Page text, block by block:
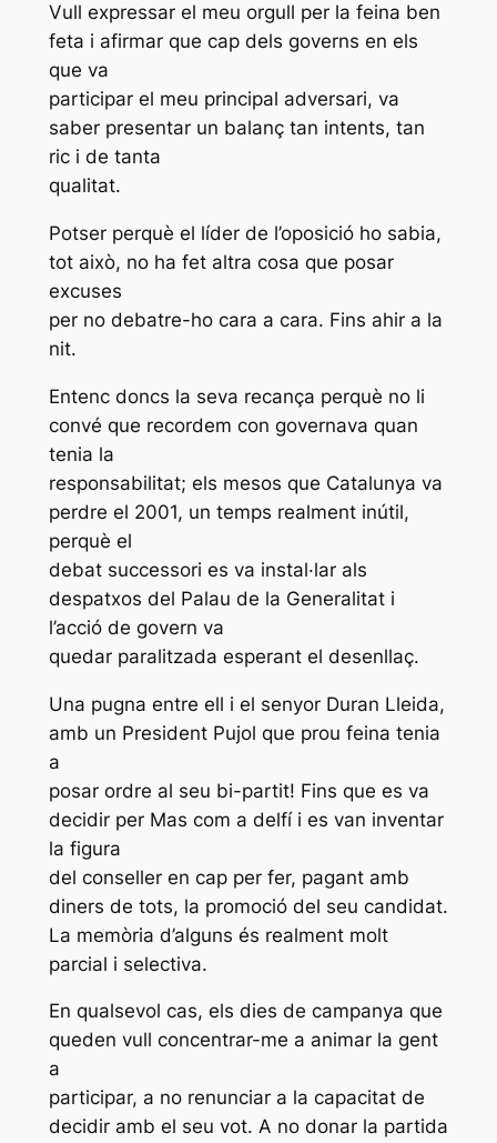
Vull expressar el meu orgull per la feina ben
feta i afirmar que cap dels governs en els
que va
participar el meu principal adversari, va
saber presentar un balanç tan intents, tan
ric i de tanta
qualitat.
Potser perquè el líder de l’oposició ho sabia,
tot això, no ha fet altra cosa que posar
excuses
per no debatre-ho cara a cara. Fins ahir a la
nit.
Entenc doncs la seva recança perquè no li
convé que recordem con governava quan
tenia la
responsabilitat; els mesos que Catalunya va
perdre el 2001, un temps realment inútil,
perquè el
debat successori es va instal·lar als
despatxos del Palau de la Generalitat i
l’acció de govern va
quedar paralitzada esperant el desenllaç.
Una pugna entre ell i el senyor Duran Lleida,
amb un President Pujol que prou feina tenia
a
posar ordre al seu bi-partit! Fins que es va
decidir per Mas com a delfí i es van inventar
la figura
del conseller en cap per fer, pagant amb
diners de tots, la promoció del seu candidat.
La memòria d’alguns és realment molt
parcial i selectiva.
En qualsevol cas, els dies de campanya que
queden vull concentrar-me a animar la gent
a
participar, a no renunciar a la capacitat de
decidir amb el seu vot. A no donar la partida